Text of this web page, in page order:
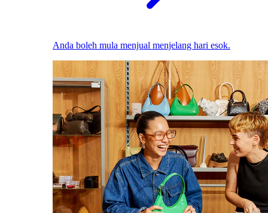
Anda boleh mula menjual menjelang hari esok.